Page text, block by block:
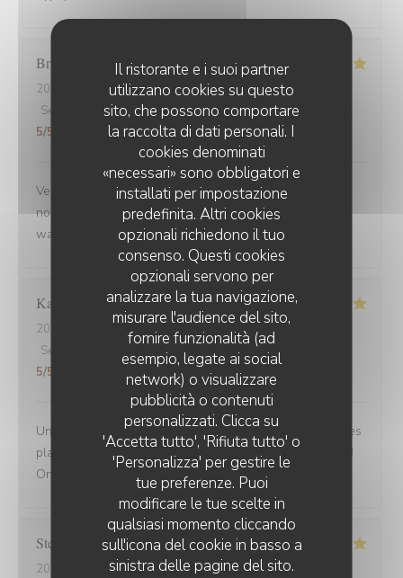
Il ristorante e i suoi partner
utilizzano cookies su questo
sito, che possono comportare
la raccolta di dati personali. I
cookies denominati
«necessari» sono obbligatori e
installati per impostazione
predefinita. Altri cookies
opzionali richiedono il tuo
consenso. Questi cookies
opzionali servono per
analizzare la tua navigazione,
misurare l'audience del sito,
fornire funzionalità (ad
esempio, legate ai social
network) o visualizzare
pubblicità o contenuti
personalizzati. Clicca su
'Accetta tutto', 'Rifiuta tutto' o
'Personalizza' per gestire le
tue preferenze. Puoi
modificare le tue scelte in
qualsiasi momento cliccando
sull'icona del cookie in basso a
sinistra delle pagine del sito.
Brigitte
2025-09-02
- 12:30 - Ospiti 3
Servizio
/5 Atmosfera:5/5 Cucina: 5/5 Qualità / Prezzo
5/5
Venue avec des amis de Belfort.super bien accueillis,
nous avons beaucoup apprécié la carbonade et le
waterzoi de poissons Nous reviendrons
Karine
2025-08-30
- 21:15 - Ospiti 4
Servizio
Atmosfera /5 Cucina : /5 Qualità / Prezzo
5/5
Une adresse a absolument découvrir ! Une ambiance,des
plats tous délicieux,un personnel attentionné et réactif !!
On reviendra....
Stefano
2025-08-30
- 12:00 - Ospiti 6